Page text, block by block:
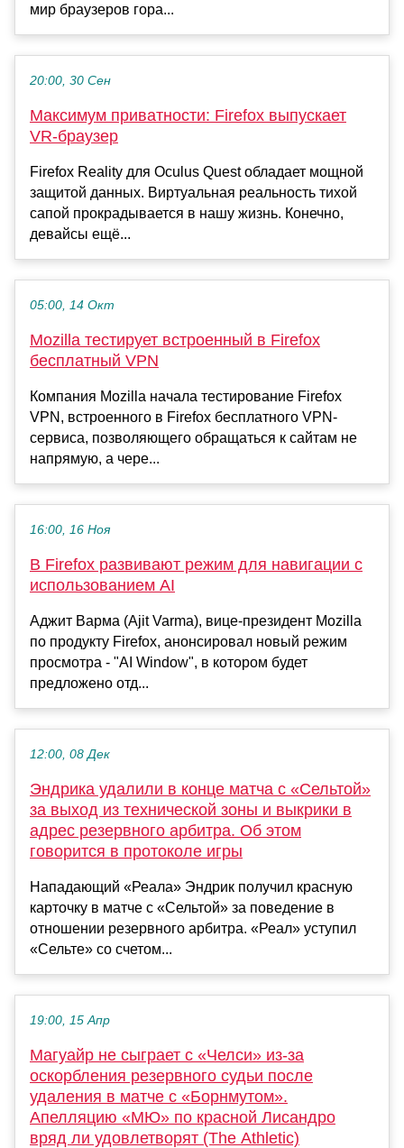
мир браузеров гора...
20:00, 30 Сен
Максимум приватности: Firefox выпускает
VR-браузер
Firefox Reality для Oculus Quest обладает мощной
защитой данных. Виртуальная реальность тихой
сапой прокрадывается в нашу жизнь. Конечно,
девайсы ещё...
05:00, 14 Окт
Mozilla тестирует встроенный в Firefox
бесплатный VPN
Компания Mozilla начала тестирование Firefox
VPN, встроенного в Firefox бесплатного VPN-
сервиса, позволяющего обращаться к сайтам не
напрямую, а чере...
16:00, 16 Ноя
В Firefox развивают режим для навигации с
использованием AI
Аджит Варма (Ajit Varma), вице-президент Mozilla
по продукту Firefox, анонсировал новый режим
просмотра - "AI Window", в котором будет
предложено отд...
12:00, 08 Дек
Эндрика удалили в конце матча с «Сельтой»
за выход из технической зоны и выкрики в
адрес резервного арбитра. Об этом
говорится в протоколе игры
Нападающий «Реала» Эндрик получил красную
карточку в матче с «Сельтой» за поведение в
отношении резервного арбитра. «Реал» уступил
«Сельте» со счетом...
19:00, 15 Апр
Магуайр не сыграет с «Челси» из-за
оскорбления резервного судьи после
удаления в матче с «Борнмутом».
Апелляцию «МЮ» по красной Лисандро
вряд ли удовлетворят (The Athletic)